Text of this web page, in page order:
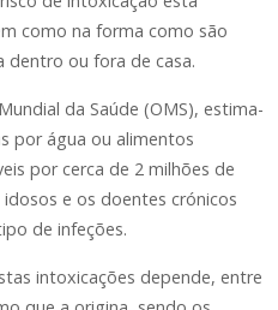
como na forma como são
dentro ou fora de casa.
da Saúde (OMS), estima-
por água ou alimentos
por cerca de 2 milhões de
e os doentes crónicos
de infeções.
intoxicações depende, entre